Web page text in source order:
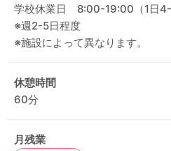
学校休業日 8:00-19:00（1日4-
※週2-5日程度
※施設によって異なります。
休憩時間
60分
月残業